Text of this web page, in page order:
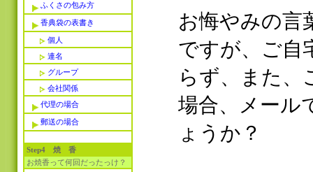
ふくさの包み方
香典袋の表書き
個人
連名
グループ
会社関係
代理の場合
郵送の場合
Step4 焼 香
お焼香って何回だったっけ？
お悔やみの言
ですが、ご自
らず、また、
場合、メール
ょうか？